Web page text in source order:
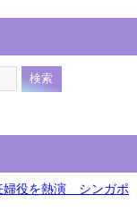
婦役を熱演 シンガポ